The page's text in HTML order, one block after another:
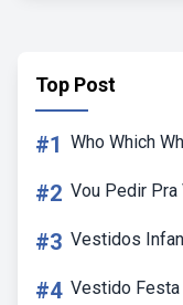
Top Post
#1 Who Which
#2 Vou Pedir Pra
#3 Vestidos
#4 Vestido Festa